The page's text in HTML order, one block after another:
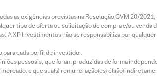
as exigências previstas na Resolução CVM 20/
tipo de oferta ou solicitação de compra e/ou venda
A XP Investimentos não se responsabiliza por
cada perfil de investidor.
pessoais, que foram produzidas de forma
e que sua(s) remuneração(es) é(são)